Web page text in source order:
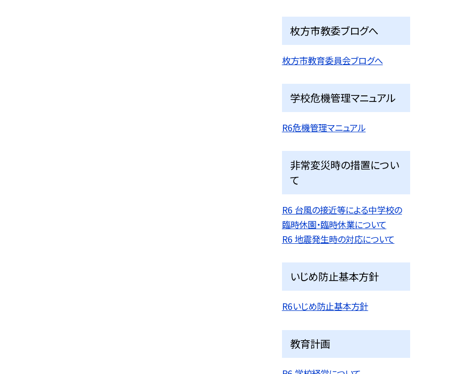
枚方市教委ブログへ
枚方市教育委員会ブログへ
学校危機管理マニュアル
R6危機管理マニュアル
非常変災時の措置につい
て
R6 台風の接近等による中学校の
臨時休園・臨時休業について
R6 地震発生時の対応について
いじめ防止基本方針
R6いじめ防止基本方針
教育計画